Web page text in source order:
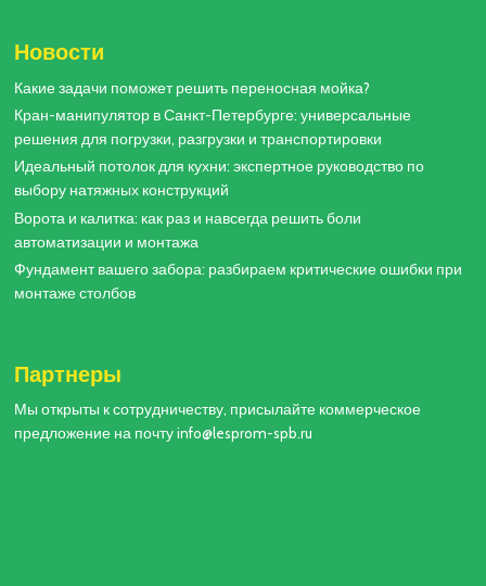
Новости
Какие задачи поможет решить переносная мойка?
Кран-манипулятор в Санкт-Петербурге: универсальные
решения для погрузки, разгрузки и транспортировки
Идеальный потолок для кухни: экспертное руководство по
выбору натяжных конструкций
Ворота и калитка: как раз и навсегда решить боли
автоматизации и монтажа
Фундамент вашего забора: разбираем критические ошибки при
монтаже столбов
Партнеры
Мы открыты к сотрудничеству, присылайте коммерческое
предложение на почту info@lesprom-spb.ru